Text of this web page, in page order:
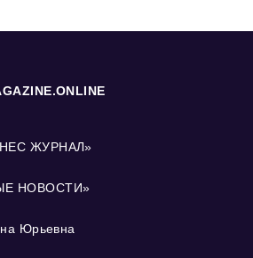
ЖУРНАЛ»
НОВОСТИ»
Юрьевна